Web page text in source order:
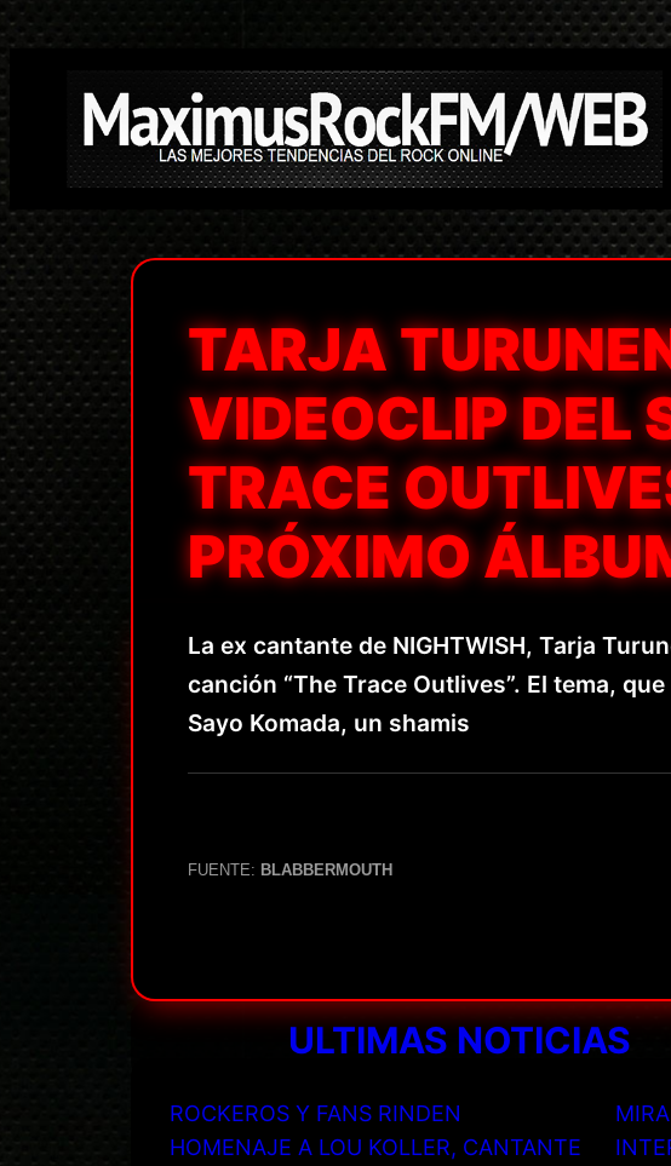
Saltar
contenido
TARJA
VIDEOCLIP DEL
TRACE
PRÓXIMO
La ex cantante de NIGHTWISH, Tarja
canción “The Trace Outlives”. El tema,
Sayo Komada, un shamis
FUENTE: BLABBERMOUTH
ULTIMAS NOTICIAS
ROCKEROS Y FANS RINDEN
HOMENAJE A LOU KOLLER, CANTANTE